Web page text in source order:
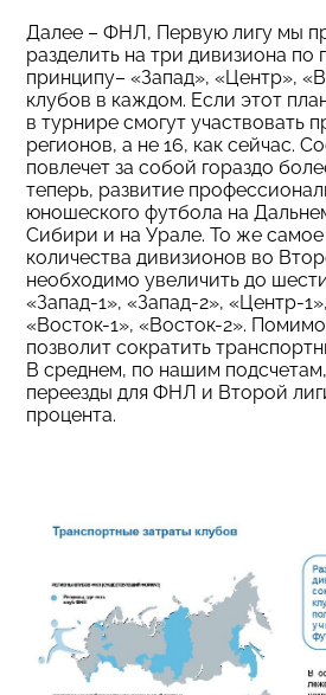
Далее – ФНЛ, Первую лигу мы
разделить на три дивизиона по
принципу– «Запад», «Центр»,
клубов в каждом. Если этот
в турнире смогут участвовать
регионов, а не 16, как сейчас.
повлечет за собой гораздо
теперь, развитие
юношеского футбола на
Сибири и на Урале. То же самое
количества дивизионов во
необходимо увеличить до
«Запад-1», «Запад-2», «Центр-
«Восток-1», «Восток-2».
позволит сократить
В среднем, по нашим
переезды для ФНЛ и Второй
процента.